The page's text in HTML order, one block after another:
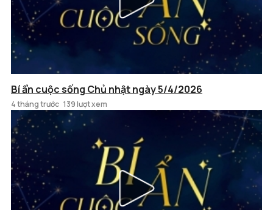
Bí ẩn cuộc sống Chủ nhật ngày 5/4/2026
4 tháng trước 139 lượt xem